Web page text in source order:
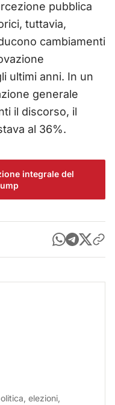
pubblica
tuttavia,
cambiamenti
ultimi anni. In un
generale
il discorso, il
al 36%.
integrale del
elezioni,